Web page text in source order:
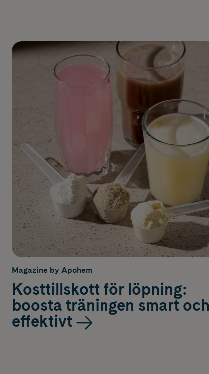
Magazine by Apohem
Kosttillskott för löpning:
boosta träningen smart och
effektivt